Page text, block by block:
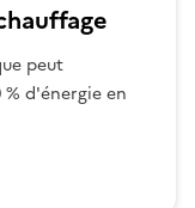
peut
d'énergie en